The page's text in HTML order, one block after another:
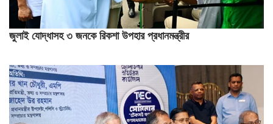
জুলাই যোদ্ধাসহ ৩ জনকে রিকশা উপহার প্রধানমন্ত্রীর